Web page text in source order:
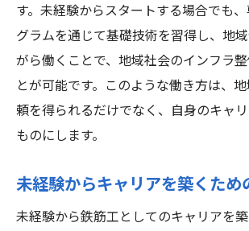
す。未経験からスタートする場合でも
グラムを通じて基礎技術を習得し、地
がら働くことで、地域社会のインフラ
とが可能です。このような働き方は、
頼を得られるだけでなく、自身のキャ
ものにします。
未経験からキャリアを築くため
未経験から鉄筋工としてのキャリアを